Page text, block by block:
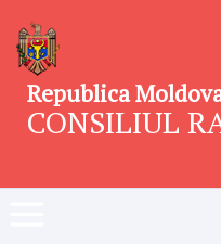
Republica
CONSILIUL